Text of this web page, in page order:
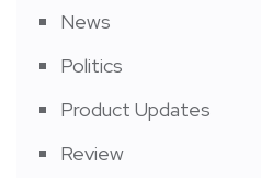
News
Politics
Product Updates
Review